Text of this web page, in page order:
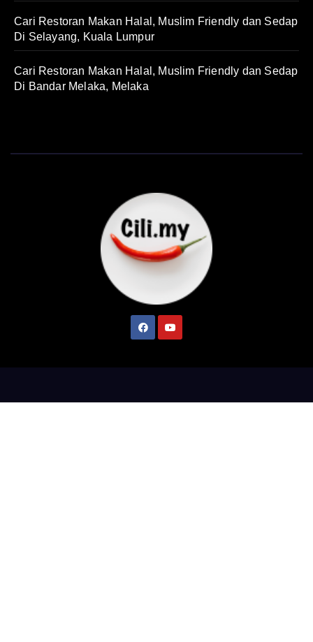
Cari Restoran Makan Halal, Muslim Friendly dan Sedap
Di Selayang, Kuala Lumpur
Cari Restoran Makan Halal, Muslim Friendly dan Sedap
Di Bandar Melaka, Melaka